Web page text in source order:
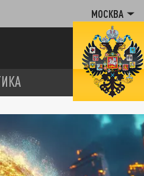
МОСКВА